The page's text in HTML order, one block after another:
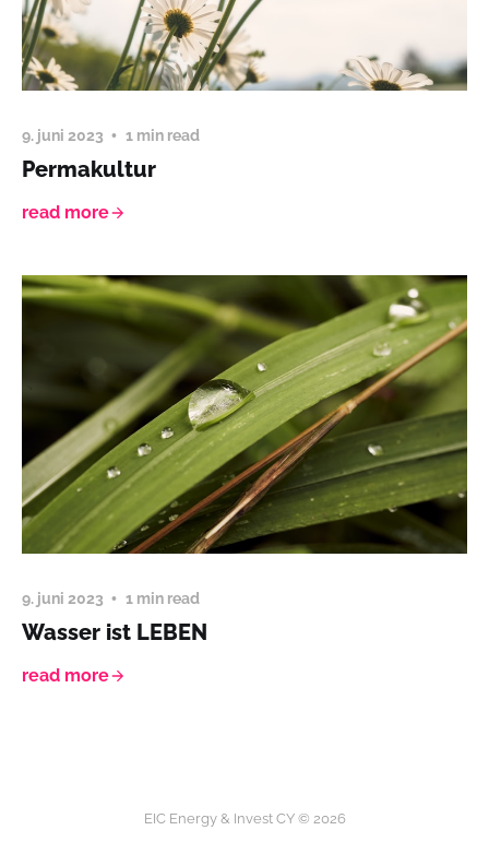
9. juni 2023 1 min read
Permakultur
read more
9. juni 2023 1 min read
Wasser ist LEBEN
read more
EIC Energy & Invest CY © 2026